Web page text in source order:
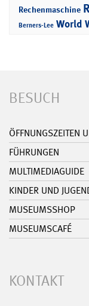
Rechenmaschine
Berners-Lee World
BESUCH
ÖFFNUNGSZEITEN
FÜHRUNGEN
MULTIMEDIAGUIDE
KINDER UND
MUSEUMSSHOP
MUSEUMSCAFÉ
KONTAKT